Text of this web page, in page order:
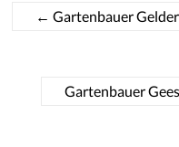
← Gartenbauer
Gartenbauer